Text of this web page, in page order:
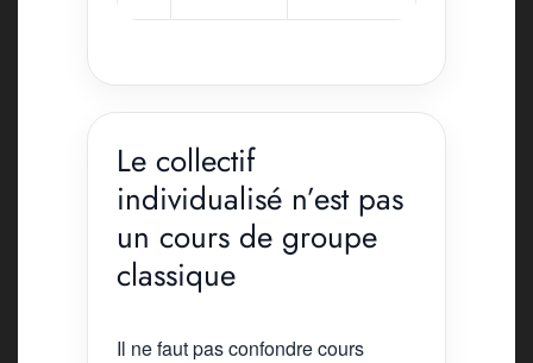
Le collectif
individualisé n’est pas
un cours de groupe
classique
Il ne faut pas confondre cours